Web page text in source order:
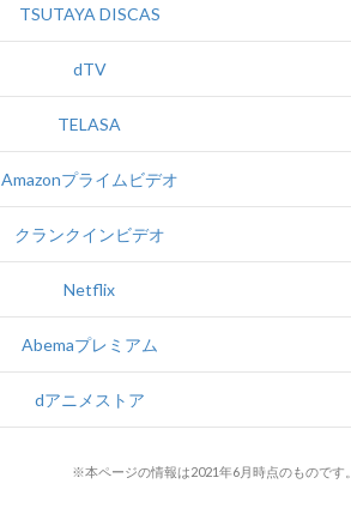
TSUTAYA DISCAS
dTV
TELASA
Amazonプライムビデオ
クランクインビデオ
Netflix
Abemaプレミアム
dアニメストア
※本ページの情報は2021年6月時点のものです。